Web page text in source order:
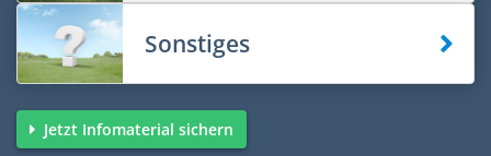
Sonstiges
Jetzt Infomaterial sichern